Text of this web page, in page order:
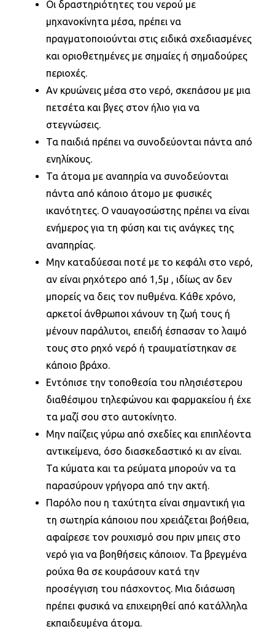
Οι δραστηριότητες του νερού με
μηχανοκίνητα μέσα, πρέπει να
πραγματοποιούνται στις ειδικά σχεδιασμένες
και οριοθετημένες με σημαίες ή σημαδούρες
περιοχές.
Αν κρυώνεις μέσα στο νερό, σκεπάσου με μια
πετσέτα και βγες στον ήλιο για να
στεγνώσεις.
Τα παιδιά πρέπει να συνοδεύονται πάντα από
ενηλίκους.
Τα άτομα με αναπηρία να συνοδεύονται
πάντα από κάποιο άτομο με φυσικές
ικανότητες. Ο ναυαγοσώστης πρέπει να είναι
ενήμερος για τη φύση και τις ανάγκες της
αναπηρίας.
Μην καταδύεσαι ποτέ με το κεφάλι στο νερό,
αν είναι ρηχότερο από 1,5μ , ιδίως αν δεν
μπορείς να δεις τον πυθμένα. Κάθε χρόνο,
αρκετοί άνθρωποι χάνουν τη ζωή τους ή
μένουν παράλυτοι, επειδή έσπασαν το λαιμό
τους στο ρηχό νερό ή τραυματίστηκαν σε
κάποιο βράχο.
Εντόπισε την τοποθεσία του πλησιέστερου
διαθέσιμου τηλεφώνου και φαρμακείου ή έχε
τα μαζί σου στο αυτοκίνητο.
Μην παίζεις γύρω από σχεδίες και επιπλέοντα
αντικείμενα, όσο διασκεδαστικό κι αν είναι.
Τα κύματα και τα ρεύματα μπορούν να τα
παρασύρουν γρήγορα από την ακτή.
Παρόλο που η ταχύτητα είναι σημαντική για
τη σωτηρία κάποιου που χρειάζεται βοήθεια,
αφαίρεσε τον ρουχισμό σου πριν μπεις στο
νερό για να βοηθήσεις κάποιον. Τα βρεγμένα
ρούχα θα σε κουράσουν κατά την
προσέγγιση του πάσχοντος. Μια διάσωση
πρέπει φυσικά να επιχειρηθεί από κατάλληλα
εκπαιδευμένα άτομα.